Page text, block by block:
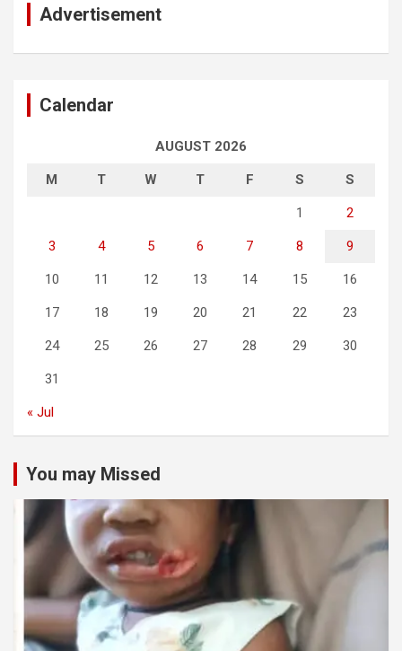
Advertisement
Calendar
AUGUST 2026
M T W T F S S
1 2
3 4 5 6 7 8 9
10 11 12 13 14 15 16
17 18 19 20 21 22 23
24 25 26 27 28 29 30
31
« Jul
You may Missed